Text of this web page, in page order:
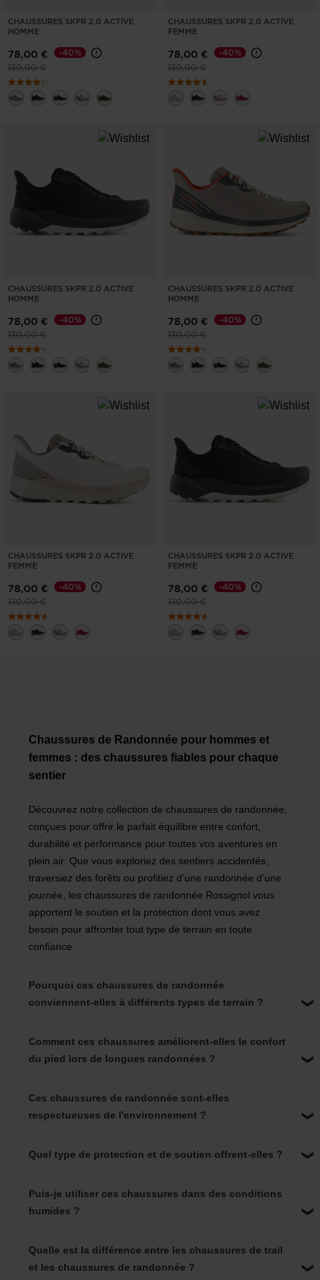
United
States.
CHAUSSURES SKPR 2.0 ACTIVE
HOMME
78,00 €
Prix réduit de
130,00 €à
-40%
CHAUSSURES SKPR 2.0 ACTIVE
FEMME
78,00 €
Prix réduit de
130,00 €à
-40%
CHAUSSURES SKPR 2.0 ACTIVE
HOMME
78,00 €
Prix réduit de
130,00 €à
-40%
CHAUSSURES SKPR 2.0 ACTIVE
HOMME
78,00 €
Prix réduit de
130,00 €à
-40%
CHAUSSURES SKPR 2.0 ACTIVE
FEMME
78,00 €
Prix réduit de
130,00 €à
-40%
CHAUSSURES SKPR 2.0 ACTIVE
FEMME
78,00 €
Prix réduit de
130,00 €à
-40%
Chaussures de Randonnée pour hommes et
femmes : des chaussures fiables pour chaque
sentier
Découvrez notre collection de chaussures de randonnée,
conçues pour offrir le parfait équilibre entre confort,
durabilité et performance pour toutes vos aventures en
plein air. Que vous exploriez des sentiers accidentés,
traversiez des forêts ou profitiez d'une randonnée d'une
journée, les chaussures de randonnée Rossignol vous
apportent le soutien et la protection dont vous avez
besoin pour affronter tout type de terrain en toute
confiance.
Pourquoi ces chaussures de randonnée
conviennent-elles à différents types de terrain ?
Comment ces chaussures améliorent-elles le confort
du pied lors de longues randonnées ?
Ces chaussures de randonnée sont-elles
respectueuses de l'environnement ?
Quel type de protection et de soutien offrent-elles ?
Puis-je utiliser ces chaussures dans des conditions
humides ?
Quelle est la différence entre les chaussures de trail
et les chaussures de randonnée ?